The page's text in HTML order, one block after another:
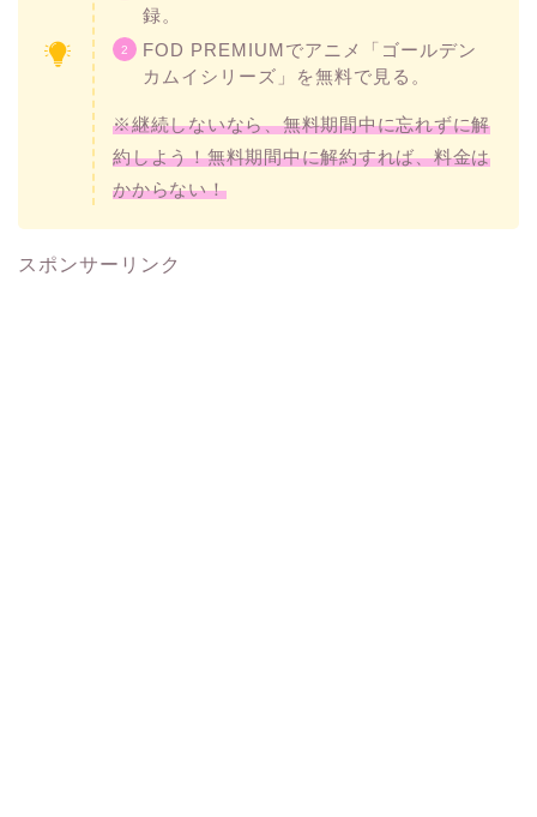
録。
FOD PREMIUMでアニメ「ゴールデン
カムイシリーズ」を無料で見る。
※継続しないなら、無料期間中に忘れずに解
約しよう！無料期間中に解約すれば、料金は
かからない！
スポンサーリンク